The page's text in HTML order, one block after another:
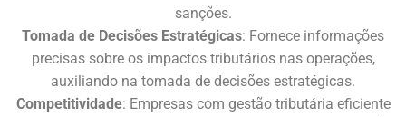
sanções.​
Tomada de Decisões Estratégicas: Fornece informações
precisas sobre os impactos tributários nas operações,
auxiliando na tomada de decisões estratégicas.​
Competitividade: Empresas com gestão tributária eficiente